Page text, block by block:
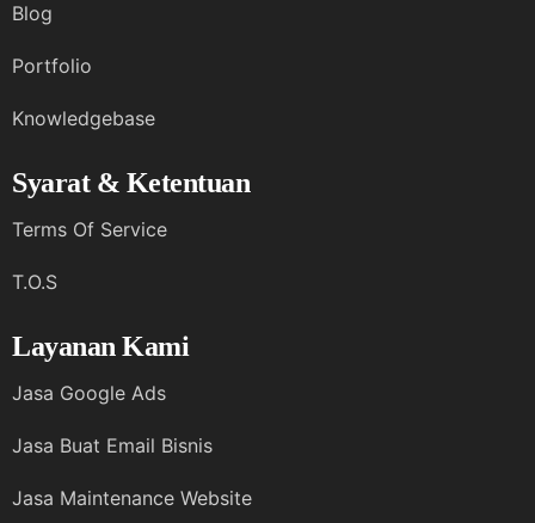
Blog
Portfolio
Knowledgebase
Syarat & Ketentuan
Terms Of Service
T.O.S
Layanan Kami
Jasa Google Ads
Jasa Buat Email Bisnis
Jasa Maintenance Website